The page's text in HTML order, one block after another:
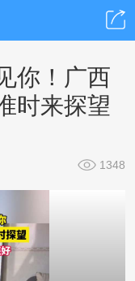
你！广西
时来探望
1348